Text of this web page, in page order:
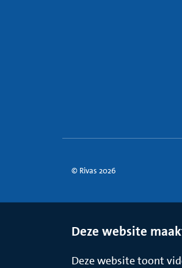
© Rivas 2026
Deze website
Deze website toont